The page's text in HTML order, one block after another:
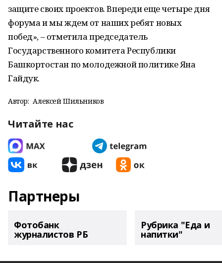
защите своих проектов. Впереди еще четыре дня
форума и мы ждем от наших ребят новых
побед», – отметила председатель
Государственного комитета Республики
Башкортостан по молодежной политике Яна
Гайдук.
Автор: Алексей Шильников
Читайте нас
Партнеры
Фотобанк
журналистов РБ
Рубрика "Еда и
напитки"